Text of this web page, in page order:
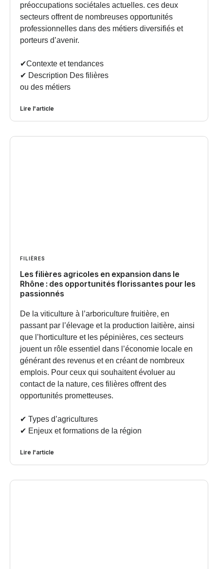
préoccupations sociétales actuelles. ces deux
secteurs offrent de nombreuses opportunités
professionnelles dans des métiers diversifiés et
porteurs d’avenir.
✔︎Contexte et tendances
✔︎ Description Des filières
ou des métiers
Lire l'article
FILIÈRES
Les filières agricoles en expansion dans le
Rhône : des opportunités florissantes pour les
passionnés
De la viticulture à l’arboriculture fruitière, en
passant par l’élevage et la production laitière, ainsi
que l’horticulture et les pépinières, ces secteurs
jouent un rôle essentiel dans l’économie locale en
générant des revenus et en créant de nombreux
emplois. Pour ceux qui souhaitent évoluer au
contact de la nature, ces filières offrent des
opportunités prometteuses.
✔︎ Types d’agricultures
✔︎ Enjeux et formations de la région
Lire l'article